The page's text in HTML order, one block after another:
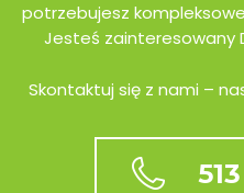
potrzebujesz
Jesteś zainteresowany
Skontaktuj się z nami –